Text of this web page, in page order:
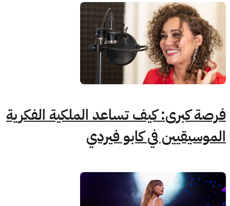
فرصة كبرى: كيف تساعد الملكية الفكرية
الموسيقيين في كابو فيردي